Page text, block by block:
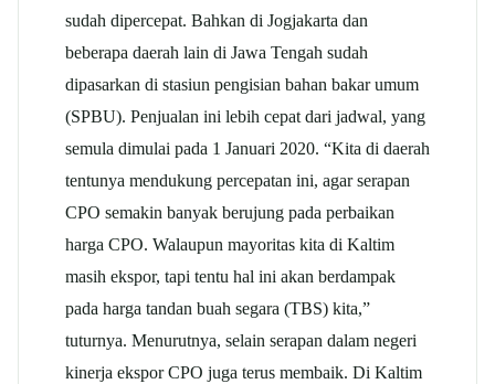
sudah dipercepat. Bahkan di Jogjakarta dan
beberapa daerah lain di Jawa Tengah sudah
dipasarkan di stasiun pengisian bahan bakar umum
(SPBU). Penjualan ini lebih cepat dari jadwal, yang
semula dimulai pada 1 Januari 2020. “Kita di daerah
tentunya mendukung percepatan ini, agar serapan
CPO semakin banyak berujung pada perbaikan
harga CPO. Walaupun mayoritas kita di Kaltim
masih ekspor, tapi tentu hal ini akan berdampak
pada harga tandan buah segara (TBS) kita,”
tuturnya. Menurutnya, selain serapan dalam negeri
kinerja ekspor CPO juga terus membaik. Di Kaltim